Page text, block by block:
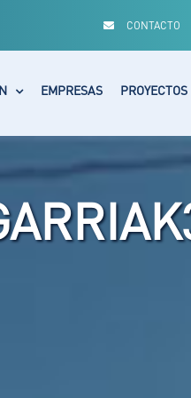
CONTACTO
EMPRESAS PROYECTOS